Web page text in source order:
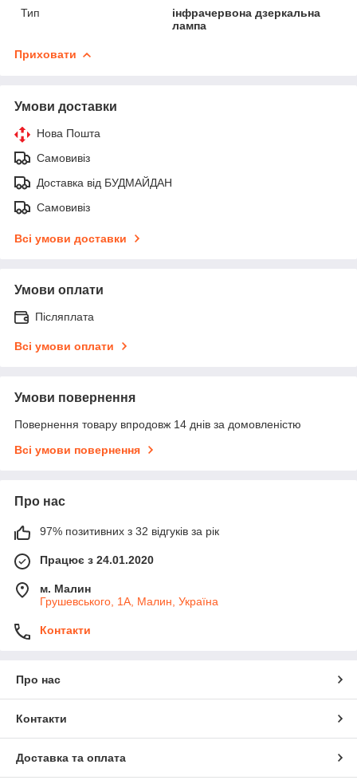
Тип
інфрачервона дзеркальна
лампа
Приховати
Умови доставки
Нова Пошта
Самовивіз
Доставка від БУДМАЙДАН
Самовивіз
Всі умови доставки
Умови оплати
Післяплата
Всі умови оплати
Умови повернення
Повернення товару впродовж 14 днів за домовленістю
Всі умови повернення
Про нас
97% позитивних з 32 відгуків за рік
Працює з 24.01.2020
м. Малин
Грушевського, 1А, Малин, Україна
Контакти
Про нас
Контакти
Доставка та оплата